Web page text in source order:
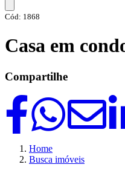
Cód: 1868
Casa em
Compartilhe
Home
Busca imóveis